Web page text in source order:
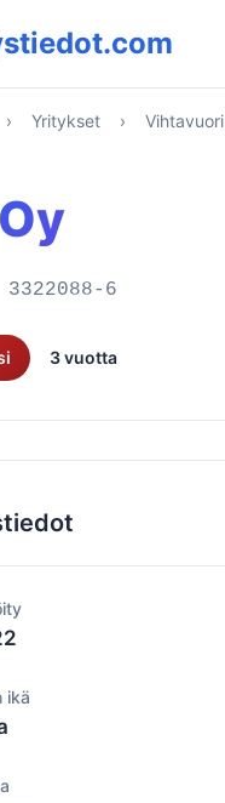
› Yritykset › Vihtavuori
3322088-6
3 vuotta
ikä